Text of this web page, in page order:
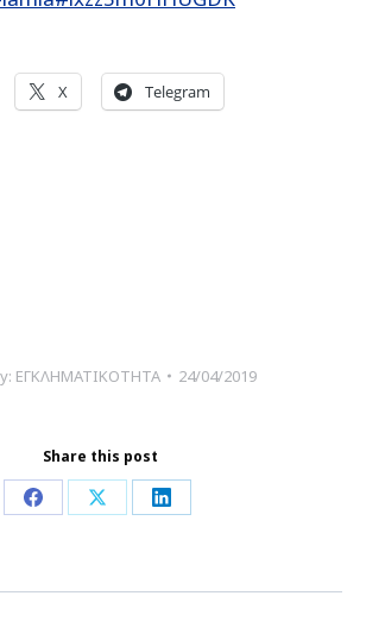
X Telegram
ΕΓΚΛΗΜΑΤΙΚΟΤΗΤΑ 24/04/2019
Share this post
Share
Facebook
Share
X
Share
LinkedIn